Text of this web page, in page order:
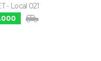
- Local 021